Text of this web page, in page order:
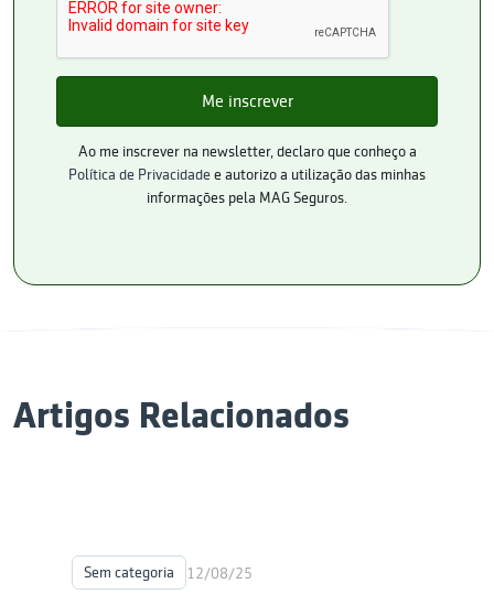
Ao me inscrever na newsletter, declaro que conheço a
Política de Privacidade e autorizo a utilização das minhas
informações pela MAG Seguros.
Artigos Relacionados
Sem categoria 12/08/25